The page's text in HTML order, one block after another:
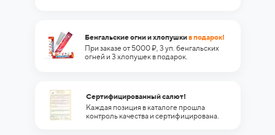
Бенгальские огни и хлопушкив подарок!
При заказе от 5000 ₽, 3 уп. бенгальских
огней и 3 хлопушек в подарок.
Сертифицированный салют!
Каждая позиция в каталоге прошла
контроль качества и сертифицирована.